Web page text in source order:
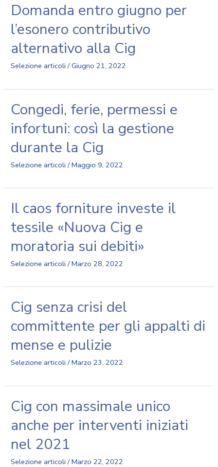
Domanda entro giugno per
l’esonero contributivo
alternativo alla Cig
Selezione articoli /Giugno 21, 2022
Congedi, ferie, permessi e
infortuni: così la gestione
durante la Cig
Selezione articoli /Maggio 9, 2022
Il caos forniture investe il
tessile «Nuova Cig e
moratoria sui debiti»
Selezione articoli /Marzo 28, 2022
Cig senza crisi del
committente per gli appalti di
mense e pulizie
Selezione articoli /Marzo 23, 2022
Cig con massimale unico
anche per interventi iniziati
nel 2021
Selezione articoli /Marzo 22, 2022